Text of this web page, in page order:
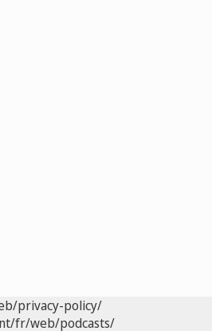
privacy-policy/
fr/web/podcasts/